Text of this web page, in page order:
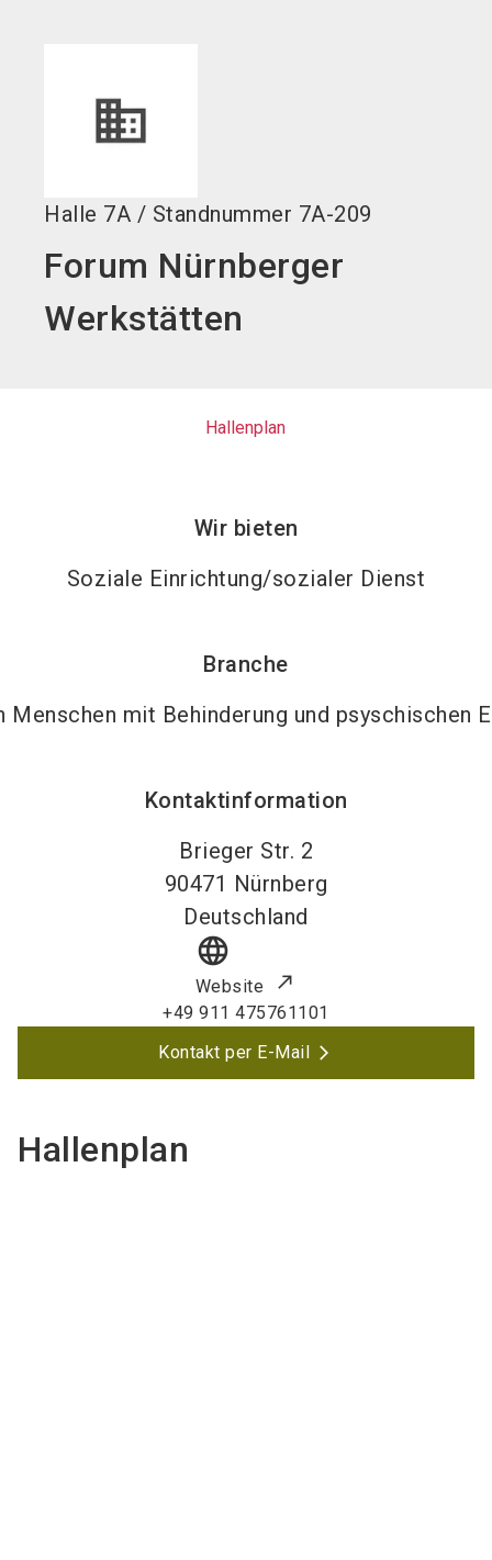
Halle 7A / Standnummer 7A-209
Forum Nürnberger
Werkstätten
Hallenplan
Wir bieten
Soziale Einrichtung/sozialer Dienst
Branche
Menschen mit Behinderung und psyschischen
Kontaktinformation
Brieger Str. 2
90471 Nürnberg
Deutschland
language
Website
+49 911 475761101
Kontakt per E-Mail
Hallenplan